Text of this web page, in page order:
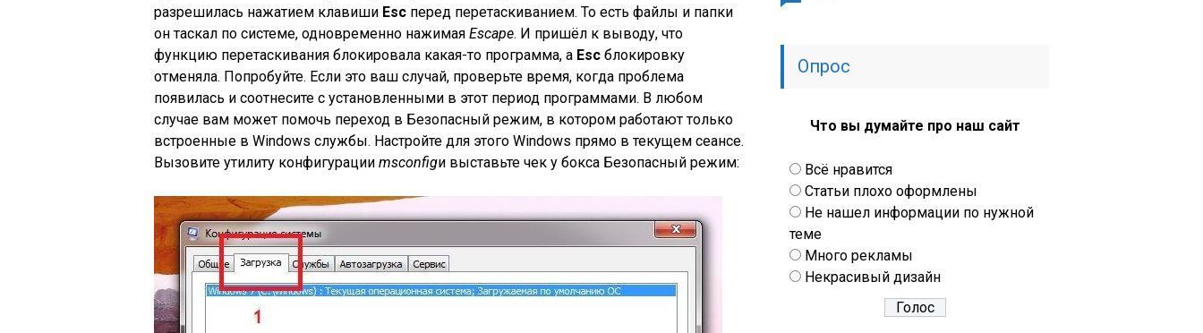
разрешилась нажатием клавиши Esc перед перетаскиванием. То есть файлы и папки
он таскал по системе, одновременно нажимая Escape. И пришёл к выводу, что
функцию перетаскивания блокировала какая-то программа, а Esc блокировку
отменяла. Попробуйте. Если это ваш случай, проверьте время, когда проблема
появилась и соотнесите с установленными в этот период программами. В любом
случае вам может помочь переход в Безопасный режим, в котором работают только
встроенные в Windows службы. Настройте для этого Windows прямо в текущем сеансе.
Вызовите утилиту конфигурации msconfigи выставьте чек у бокса Безопасный режим:
Опрос
Что вы думайте про наш сайт
Всё нравится
Статьи плохо оформлены
Не нашел информации по нужной
теме
Много рекламы
Некрасивый дизайн